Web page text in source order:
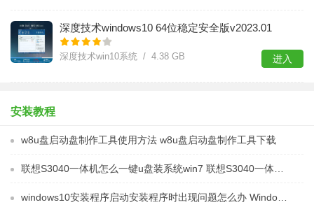
深度技术windows10 64位稳定安全版v2023.01
深度技术win10系统 / 4.38 GB 进入
安装教程
w8u盘启动盘制作工具使用方法 w8u盘启动盘制作工具下载